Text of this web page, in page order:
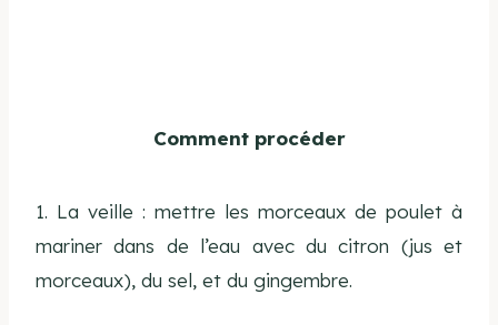
Comment procéder
1. La veille : mettre les morceaux de poulet à
mariner dans de l’eau avec du citron (jus et
morceaux), du sel, et du gingembre.